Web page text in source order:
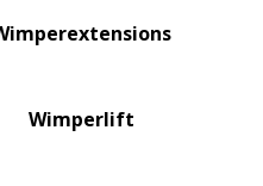
Wimperlift